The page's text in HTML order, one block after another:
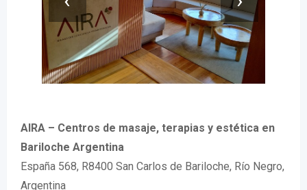
AIRA – Centros de masaje, terapias y estética en
Bariloche Argentina
España 568, R8400 San Carlos de Bariloche, Río Negro,
Argentina